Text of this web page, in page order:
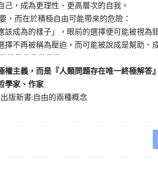
己，成為更理性、更高層次的自我。
，而在於積極自由可能帶來的危險：
該成為的樣子」，眼前的選擇便可能被視為
擇不再被稱為壓迫，而可能被說成是幫助、
權主義，而是『人類問題存在唯一終極解答
學家、作家
版新書:自由的兩種概念